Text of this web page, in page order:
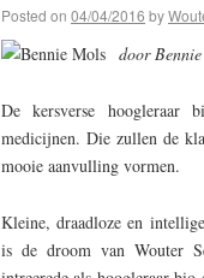
Posted on 04/04/2016 by
door
De kersverse hoogleraar
medicijnen. Die zullen de
mooie aanvulling vormen.
Kleine, draadloze en
is de droom van Wouter